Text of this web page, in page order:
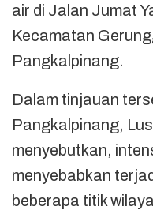
air di Jalan Jumat
Kecamatan
Pangkalpinang.
Dalam tinjauan
Pangkalpinang,
menyebutkan,
menyebabkan
beberapa titik